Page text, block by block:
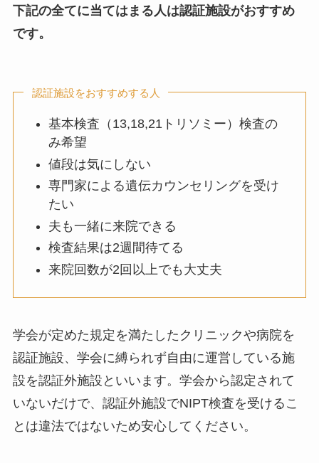
下記の全てに当てはまる人は認証施設がおすすめ
です。
認証施設をおすすめする人
基本検査（13,18,21トリソミー）検査の
み希望
値段は気にしない
専門家による遺伝カウンセリングを受け
たい
夫も一緒に来院できる
検査結果は2週間待てる
来院回数が2回以上でも大丈夫
学会が定めた規定を満たしたクリニックや病院を
認証施設、学会に縛られず自由に運営している施
設を認証外施設といいます。学会から認定されて
いないだけで、認証外施設でNIPT検査を受けるこ
とは違法ではないため安心してください。